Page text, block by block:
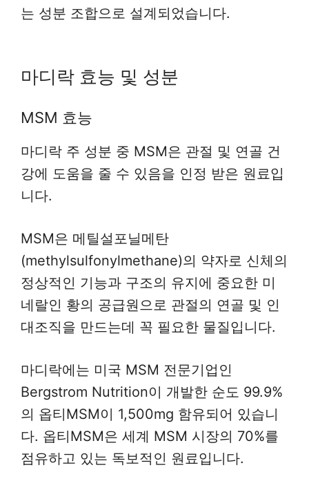
는 성분 조합으로 설계되었습니다.
마디락 효능 및 성분
MSM 효능
마디락 주 성분 중 MSM은 관절 및 연골 건
강에 도움을 줄 수 있음을 인정 받은 원료입
니다.
MSM은 메틸설포닐메탄
(methylsulfonylmethane)의 약자로 신체의
정상적인 기능과 구조의 유지에 중요한 미
네랄인 황의 공급원으로 관절의 연골 및 인
대조직을 만드는데 꼭 필요한 물질입니다.
마디락에는 미국 MSM 전문기업인
Bergstrom Nutrition이 개발한 순도 99.9%
의 옵티MSM이 1,500mg 함유되어 있습니
다. 옵티MSM은 세계 MSM 시장의 70%를
점유하고 있는 독보적인 원료입니다.